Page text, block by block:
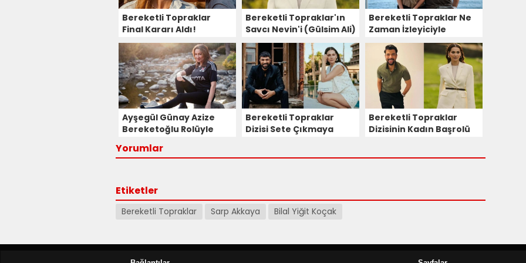
Bereketli Topraklar
Final Kararı Aldı!
Bereketli Topraklar'ın
Savcı Nevin'i (Gülsim Ali)
Kimdir?
Bereketli Topraklar Ne
Zaman İzleyiciyle
Buluşuyor?
Ayşegül Günay Azize
Bereketoğlu Rolüyle
Dizisine Katıldı!
Bereketli Topraklar
Dizisi Sete Çıkmaya
Bereketli Topraklar
Dizisinin Kadın Başrolü
Yorumlar
Etiketler
Bereketli Topraklar Sarp Akkaya Bilal Yiğit Koçak